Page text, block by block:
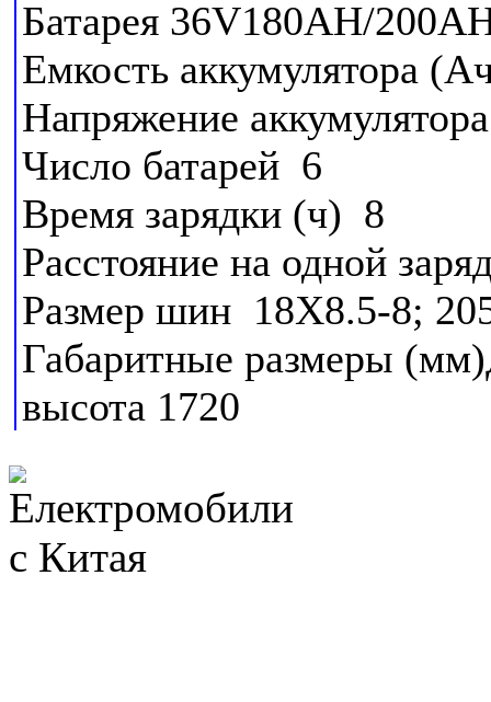
Батарея 36V180AH/
Емкость аккумулятора
Напряжение
Число батарей 6
Время зарядки (ч) 8
Расстояние на одной
Размер шин 18X8.5-8;
Габаритные размеры
высота 1720